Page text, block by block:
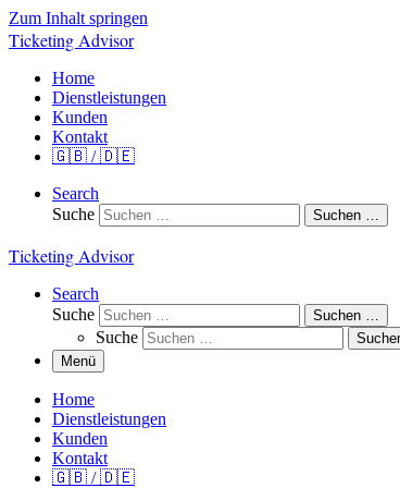
Zum Inhalt springen
Ticketing Advisor
Home
Dienstleistungen
Kunden
Kontakt
🇬🇧 / 🇩🇪
Search
Suche
Suchen …
Ticketing Advisor
Search
Suche
Suchen …
Suche
Menü
Home
Dienstleistungen
Kunden
Kontakt
🇬🇧 / 🇩🇪